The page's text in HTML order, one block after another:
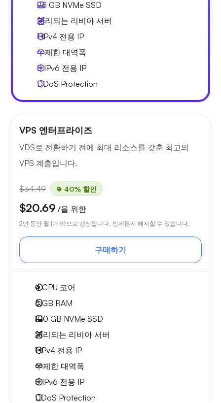
75 GB NVMe SSD
관리되는 리비아 서버
1 IPv4 전용 IP
무제한 대역폭
8 IPv6 전용 IP
DDoS Protection
VPS 엔터프라이즈
VDS로 전환하기 전에 최대 리소스를 갖춘 최고의
VPS 계층입니다.
$34.49 40% 할인
$20.69 /을 위한
2년 동안 월 {가격}으로 갱신됩니다. 언제든지 해지할 수 있습니다.
구매하기
4CPU 코어
6 GB RAM
100 GB NVMe SSD
관리되는 리비아 서버
1 IPv4 전용 IP
무제한 대역폭
8 IPv6 전용 IP
DDoS Protection